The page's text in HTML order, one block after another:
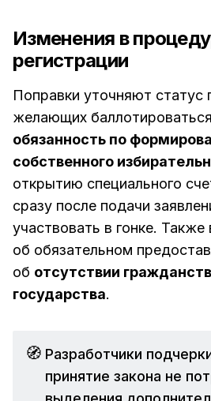
Изменения в
регистрации
Поправки уточняют статус
желающих
обязанность по
собственного
открытию специального
сразу после подачи
участвовать в гонке.
об обязательном
об отсутствии
государства.
🧭 Разработчики
принятие закона не